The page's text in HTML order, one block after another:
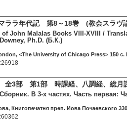
ララ年代記 第8～18巻 (教会スラヴ
John Malalas Books VIII-XVIII /
Ph.D. (Б.К.)
<The University of Chicago Press> 150 c.
全3部 第1部 時課経、八調経、総月課
В 3-х частях. Часть первая:
Книгопечатня преп. Иова Почаевского